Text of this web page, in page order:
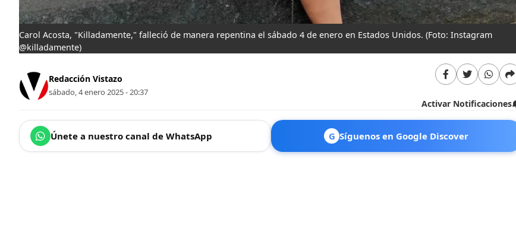
Carol Acosta, "Killadamente," falleció de manera repentina el sábado 4 de enero en Estados Unidos. (Foto: Instagram
@killadamente)
Redacción Vistazo
sábado, 4 enero 2025 - 20:37
Activar Notificaciones
Únete a nuestro canal de WhatsApp G Síguenos en Google Discover